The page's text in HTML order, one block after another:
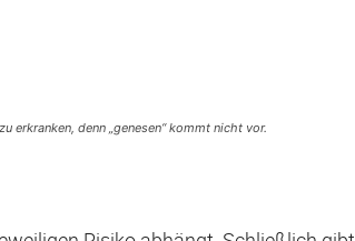
erkranken, denn „genesen“ kommt nicht vor.